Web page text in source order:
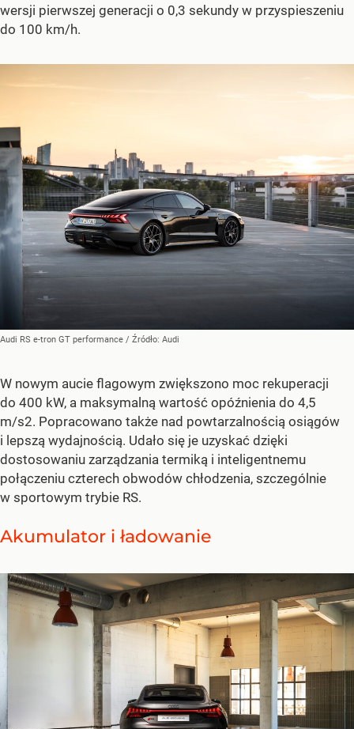
wersji pierwszej generacji o 0,3 sekundy w przyspieszeniu
do 100 km/h.
Audi RS e-tron GT performance / Źródło: Audi
W nowym aucie flagowym zwiększono moc rekuperacji
do 400 kW, a maksymalną wartość opóźnienia do 4,5
m/s2. Popracowano także nad powtarzalnością osiągów
i lepszą wydajnością. Udało się je uzyskać dzięki
dostosowaniu zarządzania termiką i inteligentnemu
połączeniu czterech obwodów chłodzenia, szczególnie
w sportowym trybie RS.
Akumulator i ładowanie